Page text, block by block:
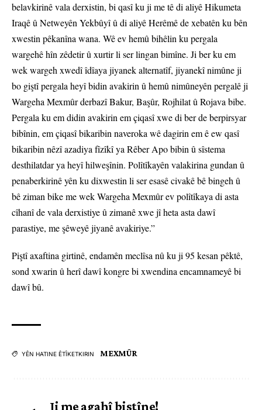
belavkirinê vala derxistin, bi qasî ku ji me tê di aliyê Hikumeta
Iraqê û Netweyên Yekbûyî û di aliyê Herêmê de xebatên ku bên
xwestin pêkanîna wana. Wê ev hemû bihêlin ku pergala
wargehê hîn zêdetir û xurtir li ser lingan bimîne. Ji ber ku em
wek wargeh xwedî îdîaya jiyanek alternatîf, jiyanekî nimûne ji
bo giştî pergala heyî bidin avakirin û hemû nimûneyên pergalê ji
Wargeha Mexmûr derbazî Bakur, Başûr, Rojhilat û Rojava bibe.
Pergala ku em didin avakirin em çiqasî xwe di ber de berpirsyar
bibînin, em çiqasî bikaribin naveroka wê dagirin em ê ew qasî
bikaribin nêzî azadiya fîzîkî ya Rêber Apo bibin û sîstema
desthilatdar ya heyî hilweşînin. Polîtîkayên valakirina gundan û
penaberkirinê yên ku dixwestin li ser esasê civakê bê bingeh û
bê ziman bike me wek Wargeha Mexmûr ev polîtîkaya di asta
cîhanî de vala derxistiye û zimanê xwe jî heta asta dawî
parastiye, me şêweyê jiyanê avakiriye.”
Piştî axaftina girtinê, endamên meclîsa nû ku ji 95 kesan pêktê,
sond xwarin û herî dawî kongre bi xwendina encamnameyê bi
dawî bû.
YÊN HATINE ÊTÎKETKIRIN MEXMÛR
Ji me agahî bistîne!